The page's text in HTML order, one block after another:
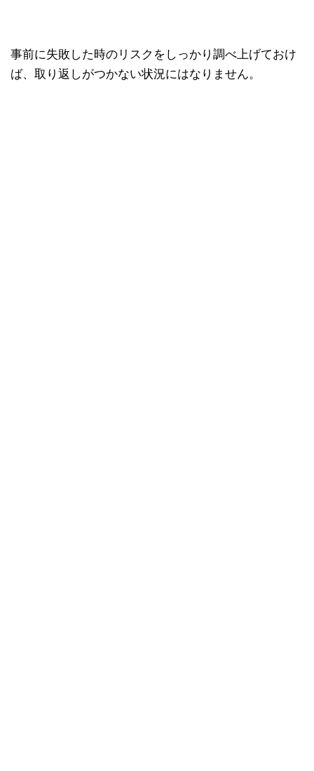
事前に失敗した時のリスクをしっかり調べ上げておけ
ば、取り返しがつかない状況にはなりません。